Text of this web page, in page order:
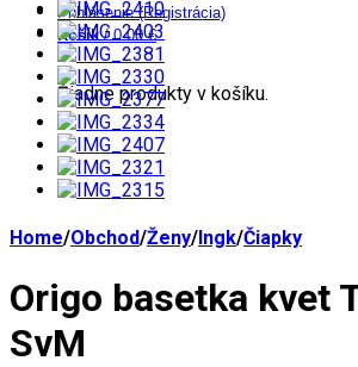
Prihlásenie (Registrácia)
Košík /0.00 €
0
Žiadne produkty v košíku.
Home/Obchod/Ženy/ Ingk/Čiapky
Origo basetka kvet
SvM